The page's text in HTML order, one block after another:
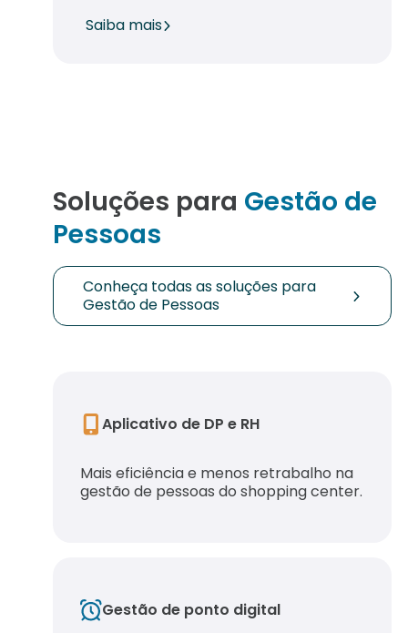
Saiba mais
Soluções para Gestão de
Pessoas
Conheça todas as soluções para
Gestão de Pessoas
Aplicativo de DP e RH
Mais eficiência e menos retrabalho na
gestão de pessoas do shopping center.
Gestão de ponto digital